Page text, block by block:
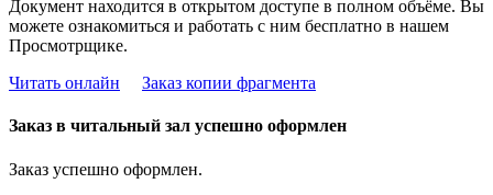
Документ находится в открытом доступе в полном объёме. Вы
можете ознакомиться и работать с ним бесплатно в нашем
Просмотрщике.
Читать онлайн
Заказ копии фрагмента
Заказ в читальный зал успешно оформлен
Заказ успешно оформлен.